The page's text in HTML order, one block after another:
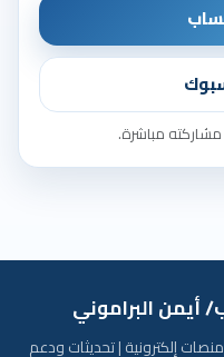
مباشرة.
البراموني
إلكترونية | تحديثات ودعم